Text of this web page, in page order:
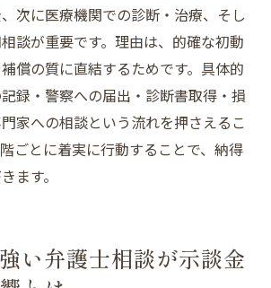
次に医療機関での診断・治療、そし
談が重要です。理由は、的確な初動
償の質に直結するためです。具体的
録・警察への届出・診断書取得・損
家への相談という流れを押さえるこ
ごとに着実に行動することで、納得
ます。
い弁護士相談が示談金